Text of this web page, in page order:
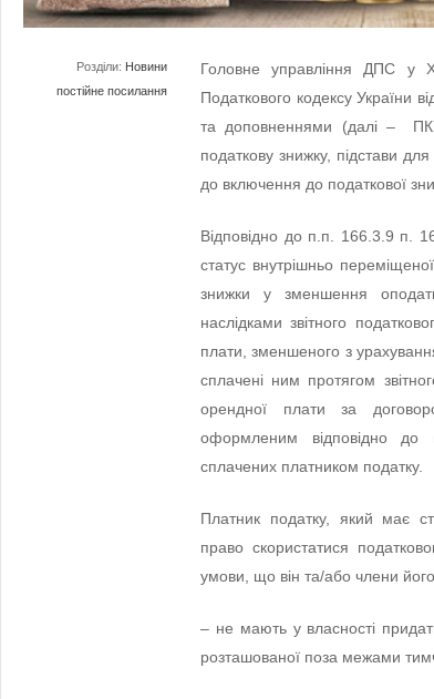
Розділи: Новини
постійне посилання
Головне управління ДПС у
Податкового кодексу України
та доповненнями (далі –
податкову знижку, підстави
до включення до податкової
Відповідно до п.п. 166.3.9 п.
статус внутрішньо
знижки у зменшення
наслідками звітного
плати, зменшеного з
сплачені ним протягом
орендної плати за
оформленим відповідно до
сплачених платником податку.
Платник податку, який має
право скористатися
умови, що він та/або члени
– не мають у власності
розташованої поза межами